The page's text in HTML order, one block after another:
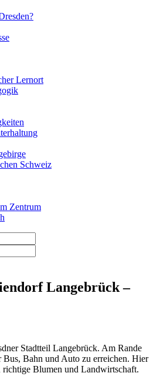
Lernort
Schweiz
Zentrum
Langebrück –
Stadtteil Langebrück. Am Rande
Bus, Bahn und Auto zu erreichen. Hier
richtige Blumen und Landwirtschaft.